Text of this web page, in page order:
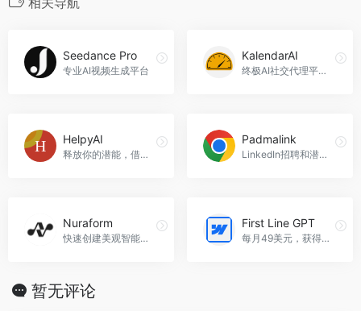
Seedance Pro
专业AI视频生成平台
KalendarAI
终极AI社交代理平台，自动化商务关系建立，可访问2亿+公司。
HelpyAI
释放你的潜能，借助AI的力量，HelpyAI官网入口网址
Padmalink
LinkedIn招聘和潜在客户开发的完美工具，Padmalink官网入口网址
Nuraform
快速创建美观智能高转化表单的AI驱动工具。
First Line GPT
每月49美元，获得3000个个性化首行，First Line GPT官网入口网址
暂无评论